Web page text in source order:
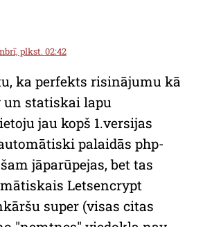
plkst. 02:42
ka perfekts risinājumu kā
un statiskai lapu
jau kopš 1.versijas
palaidās php-
jāparūpejas, bet tas
Letsencrypt
super (visas citas